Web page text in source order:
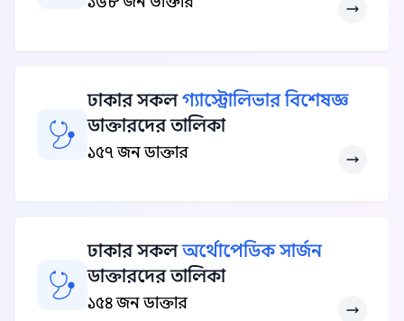
ঢাকার সকলগ্যাস্ট্রোলিভার বিশেষজ্ঞ
ডাক্তারদের তালিকা
১৫৭ জন ডাক্তার
ঢাকার সকলঅর্থোপেডিক সার্জন
ডাক্তারদের তালিকা
১৫৪ জন ডাক্তার